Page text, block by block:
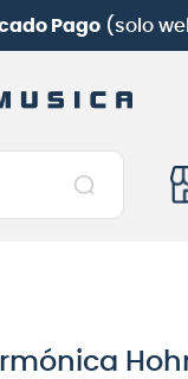
Pago(solo